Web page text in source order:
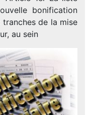
bonification
de la mise
au sein